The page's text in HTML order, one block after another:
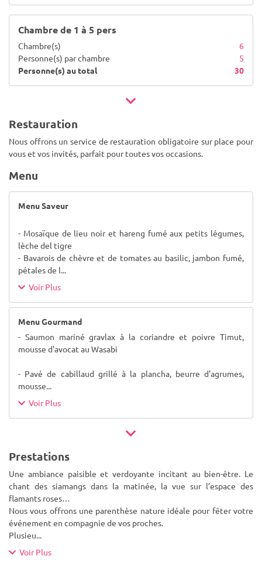
Chambre de 1 à 5 pers
Chambre(s)
6
Personne(s) par chambre
5
Personne(s) au total
30
Restauration
Nous offrons un service de restauration obligatoire sur place pour
vous et vos invités, parfait pour toutes vos occasions.
Menu
Menu Saveur
- Mosaïque de lieu noir et hareng fumé aux petits légumes,
lèche del tigre
- Bavarois de chèvre et de tomates au basilic, jambon fumé,
pétales de l...
Voir Plus
Menu Gourmand
- Saumon mariné gravlax à la coriandre et poivre Timut,
mousse d'avocat au Wasabi
- Pavé de cabillaud grillé à la plancha, beurre d'agrumes,
mousse...
Voir Plus
Prestations
Une ambiance paisible et verdoyante incitant au bien-être. Le
chant des siamangs dans la matinée, la vue sur l’espace des
flamants roses…
Nous vous offrons une parenthèse nature idéale pour fêter votre
événement en compagnie de vos proches.
Plusieu...
Voir Plus